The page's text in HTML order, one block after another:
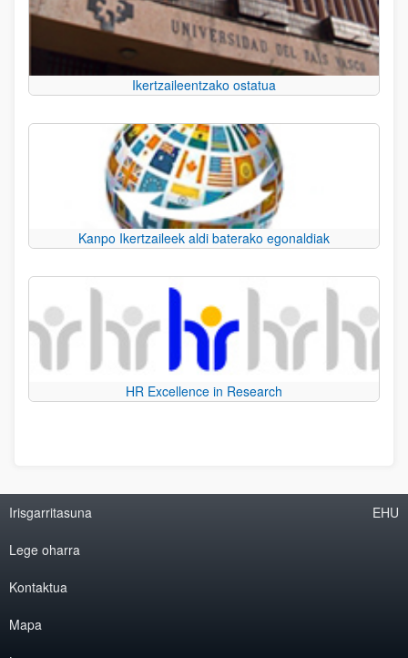
Ikertzaileentzako ostatua
Kanpo Ikertzaileek aldi baterako egonaldiak
HR Excellence in Research
Irisgarritasuna
Lege oharra
Kontaktua
Mapa
EHU